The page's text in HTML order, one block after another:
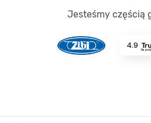
Jesteśmy częścią
4.9
Na